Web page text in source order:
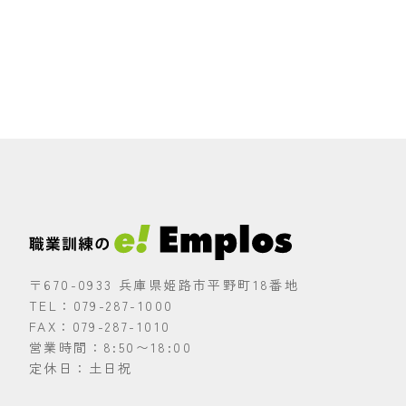
〒670-0933 兵庫県姫路市平野町18番地
TEL：079-287-1000
FAX：079-287-1010
営業時間：8:50〜18:00
定休日：土日祝